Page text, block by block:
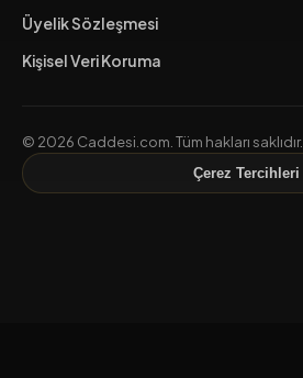
Üyelik Sözleşmesi
Kişisel Veri Koruma
© 2026 Caddesi.com. Tüm hakları saklıdır.
Çerez Tercihleri